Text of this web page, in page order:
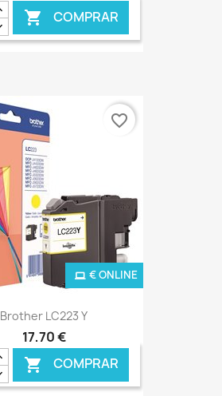
 COMPRAR
Brother LC223 Y
17,70 €
 COMPRAR
€ ONLINE
favorite_border